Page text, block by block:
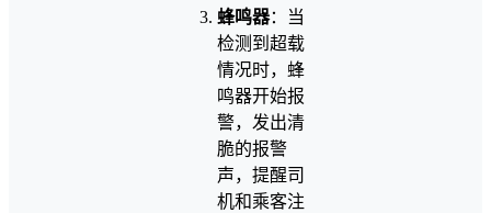
蜂鸣器：当
检测到超载
情况时，蜂
鸣器开始报
警，发出清
脆的报警
声，提醒司
机和乘客注